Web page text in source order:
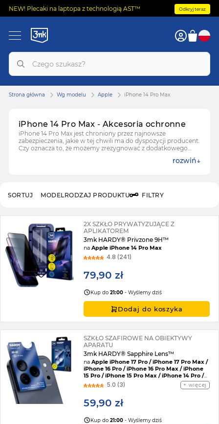
NEW! Plecaki na laptopa z technologią AST™ Odkryj teraz
iPhone 14 Pro Max - Akcesoria ochronne
iPhone 14 Pro Max jest chroniony przez najnowsze
zabezpieczenia, jakie w tej chwili ma do dyspozycji producent.
Czy oznacza to, że możemy zrezygnować z dodatkowego
rozwiń
Strona główna Wg modelu Apple iPhone 14 Pro Max
MODELRODZAJ PRODUKTU FILTRY
SORTUJ
2X SZKŁO PRYWATYZUJĄCE Z
APLIKATOREM
3mk HARDY® Privzone 9H™
naApple iPhone 14 Pro Max
4.8 (241)
79,90 zł
Kup do21:00 - Wyślemy dziś
Dodaj do koszyka
SZKŁO SZAFIROWE NA OBIEKTYWY
APARATU
3mk HARDY® Sapphire Lens™
naApple iPhone 17 Pro / iPhone 17 Pro Max /
iPhone 16 Pro / iPhone 16 Pro Max / iPhone
15 Pro / iPhone 15 Pro Max / iPhone 14 Pro /
iPhone 14 Pro Max
więcej
5.0 (3)
59,90 zł
Kup do21:00 - Wyślemy dziś